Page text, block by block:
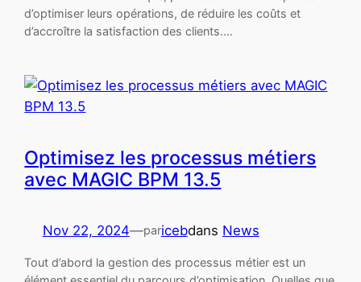
d’optimiser leurs opérations, de réduire les coûts et
d’accroître la satisfaction des clients.…
Optimisez les processus métiers
avec MAGIC BPM 13.5
Nov 22, 2024—paricebdans News
Tout d’abord la gestion des processus métier est un